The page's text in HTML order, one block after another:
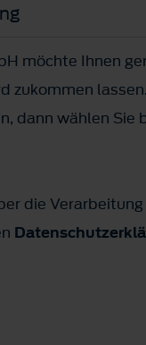
möchte Ihnen
zukommen lassen.
dann wählen
die